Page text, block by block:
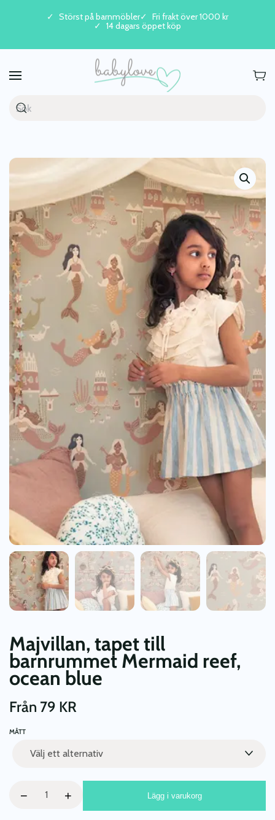
Skip to main content
Störst på barnmöbler
Fri frakt över 1000 kr
14 dagars öppet köp
Majvillan, tapet till
barnrummet Mermaid reef,
ocean blue
Från 79 KR
MÅTT
tapet
− + Lägg i varukorg